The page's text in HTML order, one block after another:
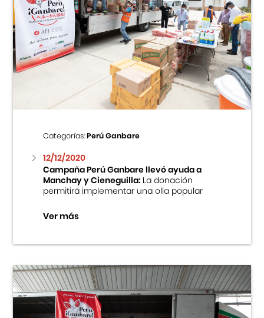
Categorías:Perú Ganbare
12/12/2020
Campaña Perú Ganbare llevó ayuda a
Manchay y Cieneguilla:La donación
permitirá implementar una olla popular
Ver más